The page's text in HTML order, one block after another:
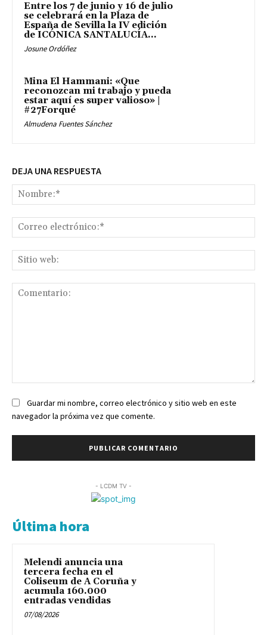
Entre los 7 de junio y 16 de julio
se celebrará en la Plaza de
España de Sevilla la IV edición
de ICÓNICA SANTALUCÍA...
Josune Ordóñez
Mina El Hammani: «Que
reconozcan mi trabajo y pueda
estar aquí es super valioso» |
#27Forqué
Almudena Fuentes Sánchez
DEJA UNA RESPUESTA
Guardar mi nombre, correo electrónico y sitio web en este
navegador la próxima vez que comente.
- LCDM TV -
Última hora
Melendi anuncia una
tercera fecha en el
Coliseum de A Coruña y
acumula 160.000
entradas vendidas
07/08/2026